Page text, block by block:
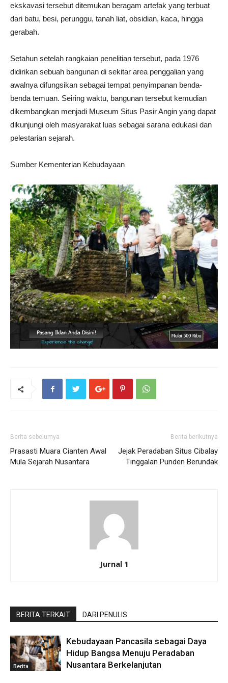
ekskavasi tersebut ditemukan beragam artefak yang terbuat
dari batu, besi, perunggu, tanah liat, obsidian, kaca, hingga
gerabah.
Setahun setelah rangkaian penelitian tersebut, pada 1976
didirikan sebuah bangunan di sekitar area penggalian yang
awalnya difungsikan sebagai tempat penyimpanan benda-
benda temuan. Seiring waktu, bangunan tersebut kemudian
dikembangkan menjadi Museum Situs Pasir Angin yang dapat
dikunjungi oleh masyarakat luas sebagai sarana edukasi dan
pelestarian sejarah.
Sumber Kementerian Kebudayaan
Berita sebelumya
Prasasti Muara Cianten Awal
Mula Sejarah Nusantara
Berita berikutnya
Jejak Peradaban Situs Cibalay
Tinggalan Punden Berundak
Jurnal 1
BERITA TERKAIT DARI PENULIS
Berita
Kebudayaan Pancasila sebagai Daya
Hidup Bangsa Menuju Peradaban
Nusantara Berkelanjutan